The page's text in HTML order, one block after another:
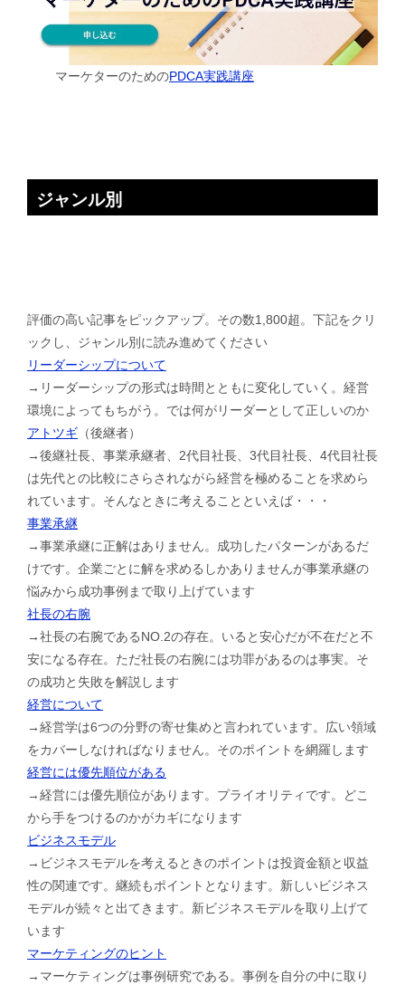
マーケターのためのPDCA実践講座
ジャンル別
評価の高い記事をピックアップ。その数1,800超。下記をクリ
ックし、ジャンル別に読み進めてください
リーダーシップについて
→リーダーシップの形式は時間とともに変化していく。経営
環境によってもちがう。では何がリーダーとして正しいのか
アトツギ （後継者）
→後継社長、事業承継者、2代目社長、3代目社長、4代目社長
は先代との比較にさらされながら経営を極めることを求めら
れています。そんなときに考えることといえば・・・
事業承継
→事業承継に正解はありません。成功したパターンがあるだ
けです。企業ごとに解を求めるしかありませんが事業承継の
悩みから成功事例まで取り上げています
社長の右腕
→社長の右腕であるNO.2の存在。いると安心だが不在だと不
安になる存在。ただ社長の右腕には功罪があるのは事実。そ
の成功と失敗を解説します
経営について
→経営学は6つの分野の寄せ集めと言われています。広い領域
をカバーしなければなりません。そのポイントを網羅します
経営には優先順位がある
→経営には優先順位があります。プライオリティです。どこ
から手をつけるのかがカギになります
ビジネスモデル
→ビジネスモデルを考えるときのポイントは投資金額と収益
性の関連です。継続もポイントとなります。新しいビジネス
モデルが続々と出てきます。新ビジネスモデルを取り上げて
います
マーケティングのヒント
→マーケティングは事例研究である。事例を自分の中に取り